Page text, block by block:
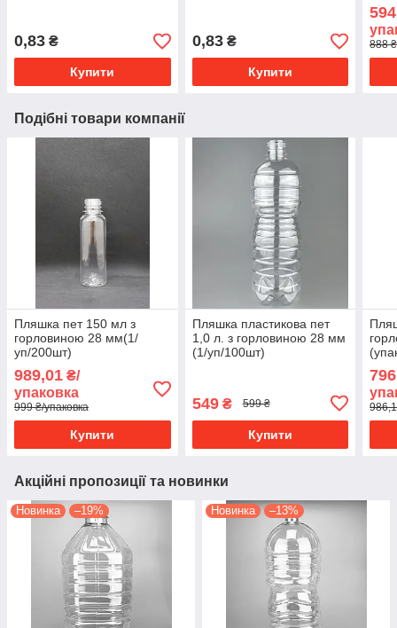
0,83 ₴
Купити
0,83₴
Купити
888
Подібні товари компанії
Пляшка пет 150 мл з
горловиною 28 мм(1/
уп/200шт)
989,01 ₴/
упаковка
999 ₴/упаковка
Купити
Пляшка пластикова пет
1,0 л. з горловиною 28 мм
(1/уп/100шт)
549₴ 599 ₴
Купити
Акційні пропозиції та новинки
Новинка –19% Новинка –13%